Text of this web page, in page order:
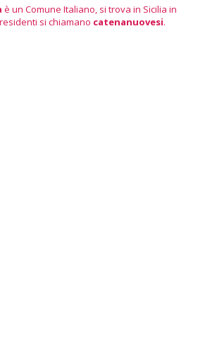
è un Comune Italiano, si trova in Sicilia in
si chiamano catenanuovesi.